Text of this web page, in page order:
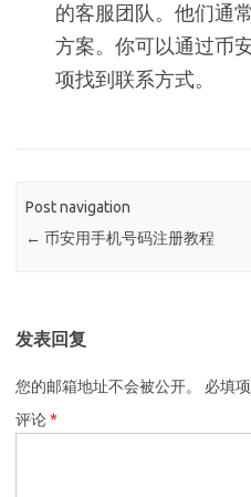
的客服团队。他们通
方案。你可以通过币
项找到联系方式。
Post navigation
← 币安用手机号码注册教程
发表回复
您的邮箱地址不会被公开。 必填
评论*